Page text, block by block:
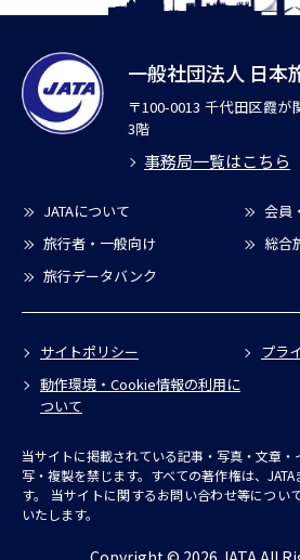
一般社団法人 日本
〒100-0013 千代田区霞
3階
事務局一覧はこちら
JATAについて
会員
旅行者・一般向け
総合
旅行データバンク
サイトポリシー
プラ
動作環境・Cookie情報の利用に
ついて
当サイトに掲載されている記事・写真・文章
写・複製を禁じます。すべての著作権は、
す。
当サイトに関するお問い合わせ等につい
いたします。